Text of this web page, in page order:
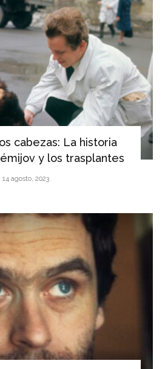
cabezas: La historia
y los trasplantes
14 agosto, 2023